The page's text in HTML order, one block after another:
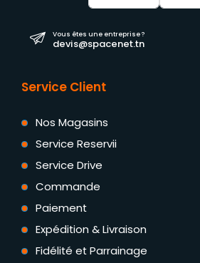
Vous êtes une entreprise ?
devis@spacenet.tn
Service Client
Nos Magasins
Service Reservii
Service Drive
Commande
Paiement
Expédition & Livraison
Fidélité et Parrainage